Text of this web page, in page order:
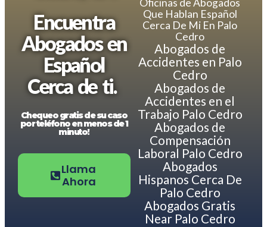
Encuentra
Abogados en
Español
Cerca de ti.
Chequeo gratis de su caso
por teléfono en menos de 1
minuto!
Llama
Ahora
Oficinas de Abogados
Que Hablan Español
Cerca De Mi En Palo
Cedro
Abogados de
Accidentes en Palo
Cedro
Abogados de
Accidentes en el
Trabajo Palo Cedro
Abogados de
Compensación
Laboral Palo Cedro
Abogados
Hispanos Cerca De
Palo Cedro
Abogados Gratis
Near Palo Cedro